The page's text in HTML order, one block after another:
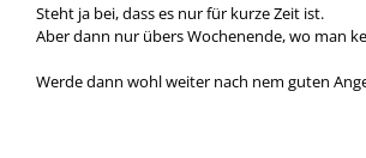
Steht ja bei, dass es nur für kurze Zeit ist.
Aber dann nur übers Wochenende, wo man
Werde dann wohl weiter nach nem guten